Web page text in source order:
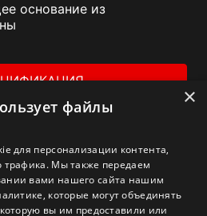
основание из
КУПИТЬ
×
файлы
для персонализации контента,
Мы также передаем
вами нашего сайта нашим
которые могут объединять
вы им предоставили или